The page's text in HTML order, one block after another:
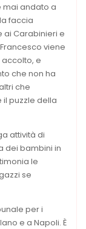
mai andato a
faccia
ai Carabinieri e
viene
e
che non ha
che
puzzle della
attività di
dei bambini in
le
se
per i
e a Napoli. È